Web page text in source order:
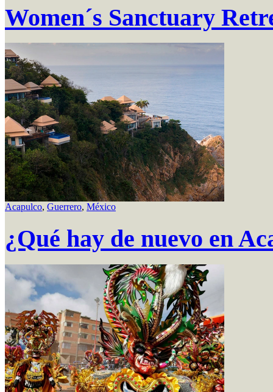
Women´s Sanctuary
Acapulco, Guerrero, México
¿Qué hay de nuevo en